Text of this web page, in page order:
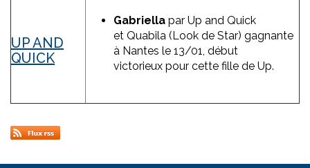
UP AND
QUICK
Gabriella par Up and Quick
et Quabila (Look de Star) gagnante
à Nantes le 13/01, début
victorieux pour cette fille de Up.